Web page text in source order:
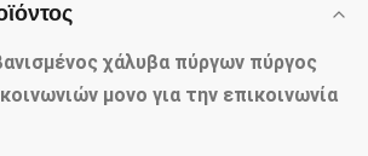
χάλυβα πύργων πύργος
μονο για την επικοινωνία